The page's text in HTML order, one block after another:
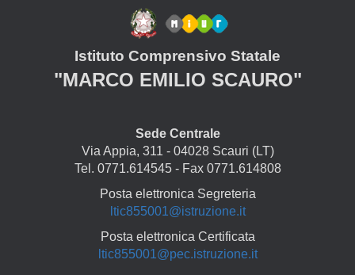
Istituto Comprensivo Statale
"MARCO EMILIO SCAURO"
Sede Centrale
Via Appia, 311 - 04028 Scauri (LT)
Tel. 0771.614545 - Fax 0771.614808
Posta elettronica Segreteria
ltic855001@istruzione.it
Posta elettronica Certificata
ltic855001@pec.istruzione.it